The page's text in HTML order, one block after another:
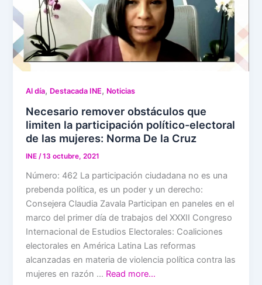
Al día, Destacada INE, Noticias
Necesario remover obstáculos que
limiten la participación político-electoral
de las mujeres: Norma De la Cruz
INE/13 octubre, 2021
Número: 462 La participación ciudadana no es una
prebenda política, es un poder y un derecho:
Consejera Claudia Zavala Participan en paneles en el
marco del primer día de trabajos del XXXII Congreso
Internacional de Estudios Electorales: Coaliciones
electorales en América Latina Las reformas
alcanzadas en materia de violencia política contra las
mujeres en razón … Read more…